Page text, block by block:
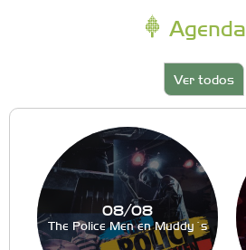
Agenda
Ver todos
08/08
The Police Men en Muddy´s